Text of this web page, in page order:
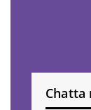
Chatta